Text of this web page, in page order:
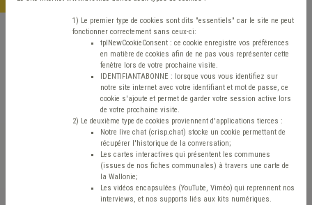
Stratégie/Management
Baromètre belge 2024
de la mise en œuvre des
17 ODD, donnez votre
1) Le premier type de cookies sont dits "essentiels" car le site ne peut
fonctionner correctement sans ceux-ci:
tplNewCookieConsent : ce cookie enregistre vos préférences
en matière de cookies afin de ne pas vous représenter cette
fenêtre lors de votre prochaine visite.
IDENTIFIANTABONNE : lorsque vous vous identifiez sur
notre site internet avec votre identifiant et mot de passe, ce
cookie s'ajoute et permet de garder votre session active lors
de votre prochaine visite.
2) Le deuxième type de cookies proviennent d'applications tierces :
Notre live chat (crisp.chat) stocke un cookie permettant de
récupérer l'historique de la conversation;
Les cartes interactives qui présentent les communes
(issues de nos fiches communales) à travers une carte de
la Wallonie;
Les vidéos encapsulées (YouTube, Viméo) qui reprennent nos
interviews, et nos supports liés aux kits numériques.